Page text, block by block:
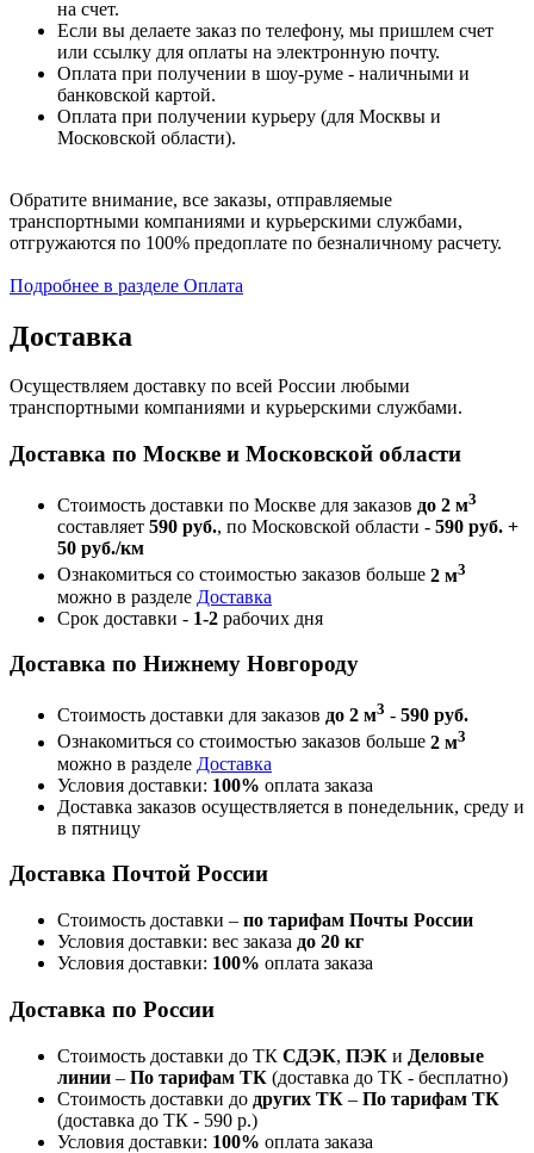
на счет.
Если вы делаете заказ по телефону, мы пришлем счет
или ссылку для оплаты на электронную почту.
Оплата при получении в шоу-руме - наличными и
банковской картой.
Оплата при получении курьеру (для Москвы и
Московской области).
Обратите внимание, все заказы, отправляемые
транспортными компаниями и курьерскими службами,
отгружаются по 100% предоплате по безналичному расчету.
Подробнее в разделе Оплата
Доставка
Осуществляем доставку по всей России любыми
транспортными компаниями и курьерскими службами.
Доставка по Москве и Московской области
Стоимость доставки по Москве для заказов до 2 м3
составляет 590 руб., по Московской области - 590 руб. +
50 руб./км
Ознакомиться со стоимостью заказов больше 2 м3
можно в разделе Доставка
Срок доставки - 1-2 рабочих дня
Доставка по Нижнему Новгороду
Стоимость доставки для заказов до 2 м3 - 590 руб.
Ознакомиться со стоимостью заказов больше 2 м3
можно в разделе Доставка
Условия доставки: 100% оплата заказа
Доставка заказов осуществляется в понедельник, среду и
в пятницу
Доставка Почтой России
Стоимость доставки – по тарифам Почты России
Условия доставки: вес заказа до 20 кг
Условия доставки: 100% оплата заказа
Доставка по России
Стоимость доставки до ТК СДЭК, ПЭК и Деловые
линии – По тарифам ТК (доставка до ТК - бесплатно)
Стоимость доставки до других ТК – По тарифам ТК
(доставка до ТК - 590 р.)
Условия доставки: 100% оплата заказа